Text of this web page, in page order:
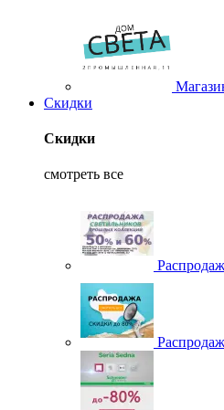
Скидки
Скидки
смотреть все